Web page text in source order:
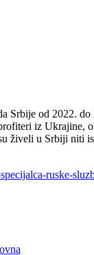
od 2022.
iz
živeli u Srbiji
ruske-